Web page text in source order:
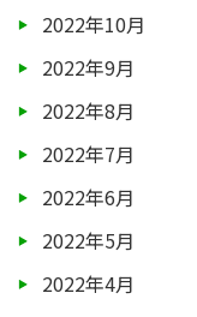
2022年10月
2022年9月
2022年8月
2022年7月
2022年6月
2022年5月
2022年4月